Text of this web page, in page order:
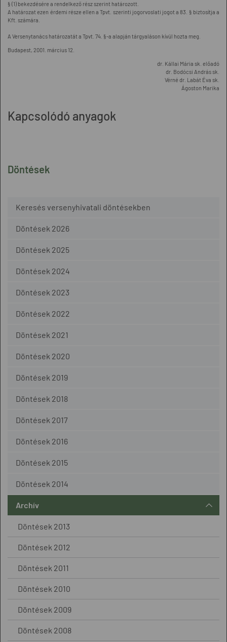
Döntések
Keresés versenyhivatali döntésekben
Döntések 2026
Döntések 2025
Döntések 2024
Döntések 2023
Döntések 2022
Döntések 2021
Döntések 2020
Döntések 2019
Döntések 2018
Döntések 2017
Döntések 2016
Döntések 2015
Döntések 2014
Archív
Döntések 2013
Döntések 2012
Döntések 2011
Döntések 2010
Döntések 2009
Döntések 2008
§ (1) bekezdésére a rendelkező rész szerint határozott.
A határozat ezen érdemi része ellen a Tpvt. szerinti jogorvoslati jogot a 83. § biztosítja a
Kft. számára.
A Versenytanács határozatát a Tpvt. 74. §-a alapján tárgyaláson kívül hozta meg.
Budapest, 2001. március 12.
dr. Kállai Mária sk. előadó
dr. Bodócsi András sk.
Vérné dr. Labát Éva sk.
Ágoston Marika
Kapcsolódó anyagok